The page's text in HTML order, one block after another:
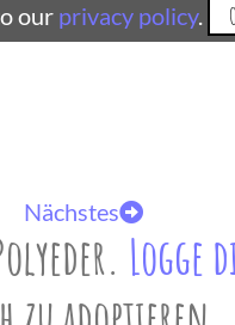
our privacy policy.
Nächstes
Logge